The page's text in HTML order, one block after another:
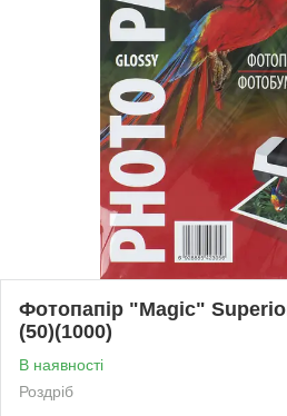
Фотопапір "Magic"
(50)(1000)
В наявності
Роздріб